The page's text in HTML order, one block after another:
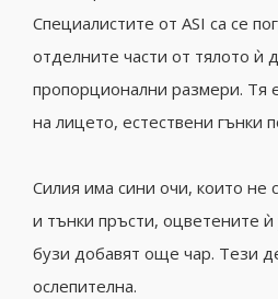
Специалистите от ASI са се
отделните части от тялото ѝ
пропорционални размери. Тя
на лицето, естествени гънки
Силия има сини очи, които не
и тънки пръсти, оцветените ѝ
бузи добавят още чар. Тези
ослепителна.